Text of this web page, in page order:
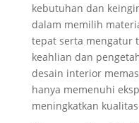
kebutuhan dan
dalam memilih
tepat serta mengatur
keahlian dan
desain interior
hanya memenuhi
meningkatkan